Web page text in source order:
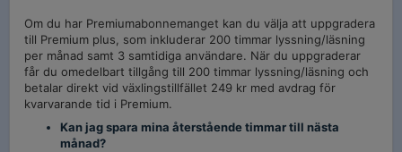
Om du har Premiumabonnemanget kan du välja att uppgradera
till Premium plus, som inkluderar 200 timmar lyssning/läsning
per månad samt 3 samtidiga användare. När du uppgraderar
får du omedelbart tillgång till 200 timmar lyssning/läsning och
betalar direkt vid växlingstillfället 249 kr med avdrag för
kvarvarande tid i Premium.
Kan jag spara mina återstående timmar till nästa
månad?